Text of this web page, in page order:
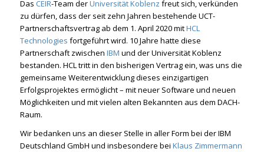
Das CEIR-Team derUniversität Koblenz freut sich, verkünden
zu dürfen, dass der seit zehn Jahren bestehende UCT-
Partnerschaftsvertrag ab dem 1. April 2020 mitHCL
Technologies fortgeführt wird. 10 Jahre hatte diese
Partnerschaft zwischen IBM und der Universität Koblenz
bestanden. HCL tritt in den bisherigen Vertrag ein, was uns die
gemeinsame Weiterentwicklung dieses einzigartigen
Erfolgsprojektes ermöglicht – mit neuer Software und neuen
Möglichkeiten und mit vielen alten Bekannten aus dem DACH-
Raum.
Wir bedanken uns an dieser Stelle in aller Form bei der IBM
Deutschland GmbH und insbesondere bei Klaus Zimmermann